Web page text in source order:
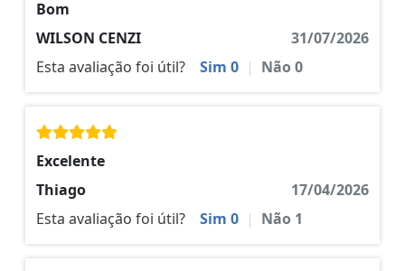
Bom
WILSON CENZI
31/07/2026
Esta avaliação foi útil?
Sim 0 | Não0
Excelente
Thiago
17/04/2026
Esta avaliação foi útil?
Sim 0 | Não 1